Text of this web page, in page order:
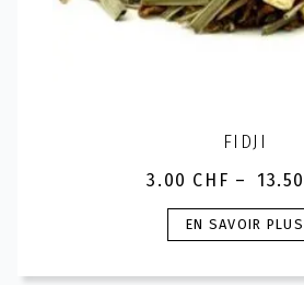
FIDJI
3.00 CHF – 13.50
Plage
de
prix :
à
EN SAVOIR PLUS
Ce
produit